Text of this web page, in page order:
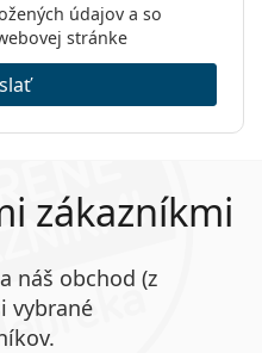
údajov a so
stránke
zákazníkmi
náš obchod (z
vybrané